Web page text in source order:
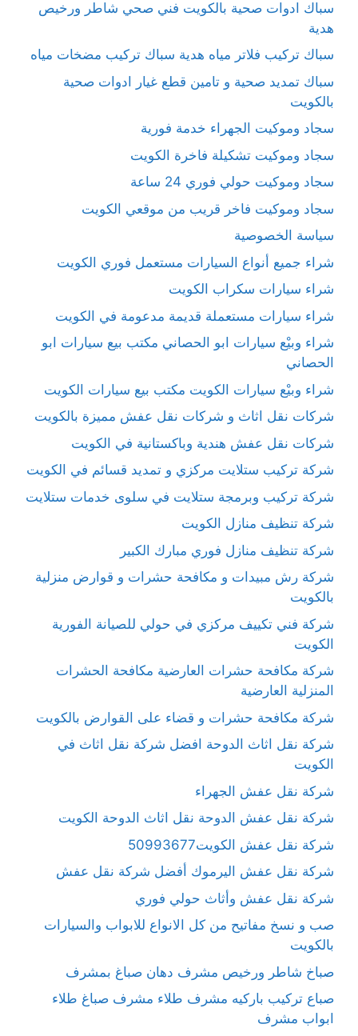
سباك ادوات صحية بالكويت فني صحي شاطر ورخيص
هدية
سباك تركيب فلاتر مياه هدية سباك تركيب مضخات مياه
سباك تمديد صحية و تامين قطع غيار ادوات صحية
بالكويت
سجاد وموكيت الجهراء خدمة فورية
سجاد وموكيت تشكيلة فاخرة الكويت
سجاد وموكيت حولي فوري 24 ساعة
سجاد وموكيت فاخر قريب من موقعي الكويت
سياسة الخصوصية
شراء جميع أنواع السيارات مستعمل فوري الكويت
شراء سيارات سكراب الكويت
شراء سيارات مستعملة قديمة مدعومة في الكويت
شراء وبيْع سيارات ابو الحصاني مكتب بيع سيارات ابو
الحصاني
شراء وبيْع سيارات الكويت مكتب بيع سيارات الكويت
شركات نقل اثاث و شركات نقل عفش مميزة بالكويت
شركات نقل عفش هندية وباكستانية في الكويت
شركة تركيب ستلايت مركزي و تمديد قسائم في الكويت
شركة تركيب وبرمجة ستلايت في سلوى خدمات ستلايت
شركة تنظيف منازل الكويت
شركة تنظيف منازل فوري مبارك الكبير
شركة رش مبيدات و مكافحة حشرات و قوارض منزلية
بالكويت
شركة فني تكييف مركزي في حولي للصيانة الفورية
الكويت
شركة مكافحة حشرات العارضية مكافحة الحشرات
المنزلية العارضية
شركة مكافحة حشرات و قضاء على القوارض بالكويت
شركة نقل اثاث الدوحة افضل شركة نقل اثاث في
الكويت
شركة نقل عفش الجهراء
شركة نقل عفش الدوحة نقل اثاث الدوحة الكويت
شركة نقل عفش الكويت50993677
شركة نقل عفش اليرموك أفضل شركة نقل عفش
شركة نقل عفش وأثاث حولي فوري
صب و نسخ مفاتيح من كل الانواع للابواب والسيارات
بالكويت
صباخ شاطر ورخيص مشرف دهان صباغ بمشرف
صباع تركيب باركيه مشرف طلاء مشرف صباغ طلاء
ابواب مشرف